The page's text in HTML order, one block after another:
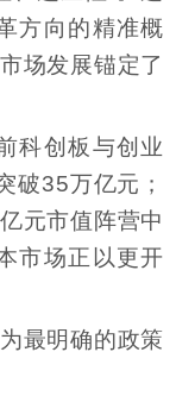
方向的精准概
场发展锚定了
科创板与创业
破35万亿元；
元市值阵营中
市场正以更开
最明确的政策